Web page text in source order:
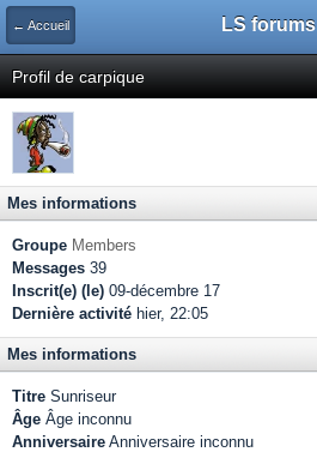
← Accueil LS forums
Profil de carpique
Mes informations
Groupe Members
Messages 39
Inscrit(e) (le) 09-décembre 17
Dernière activité hier, 22:05
Mes informations
Titre Sunriseur
Âge Âge inconnu
Anniversaire Anniversaire inconnu